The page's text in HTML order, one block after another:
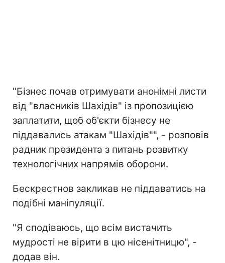
"Бізнес почав отримувати анонімні листи
від "власників Шахідів" із пропозицією
заплатити, щоб об'єкти бізнесу не
піддавались атакам "Шахідів"", - розповів
радник президента з питань розвитку
технологічних напрямів оборони.
Бескрестнов закликав не піддаватись на
подібні маніпуляції.
"Я сподіваюсь, що всім вистачить
мудрості не вірити в цю нісенітницю", -
додав він.